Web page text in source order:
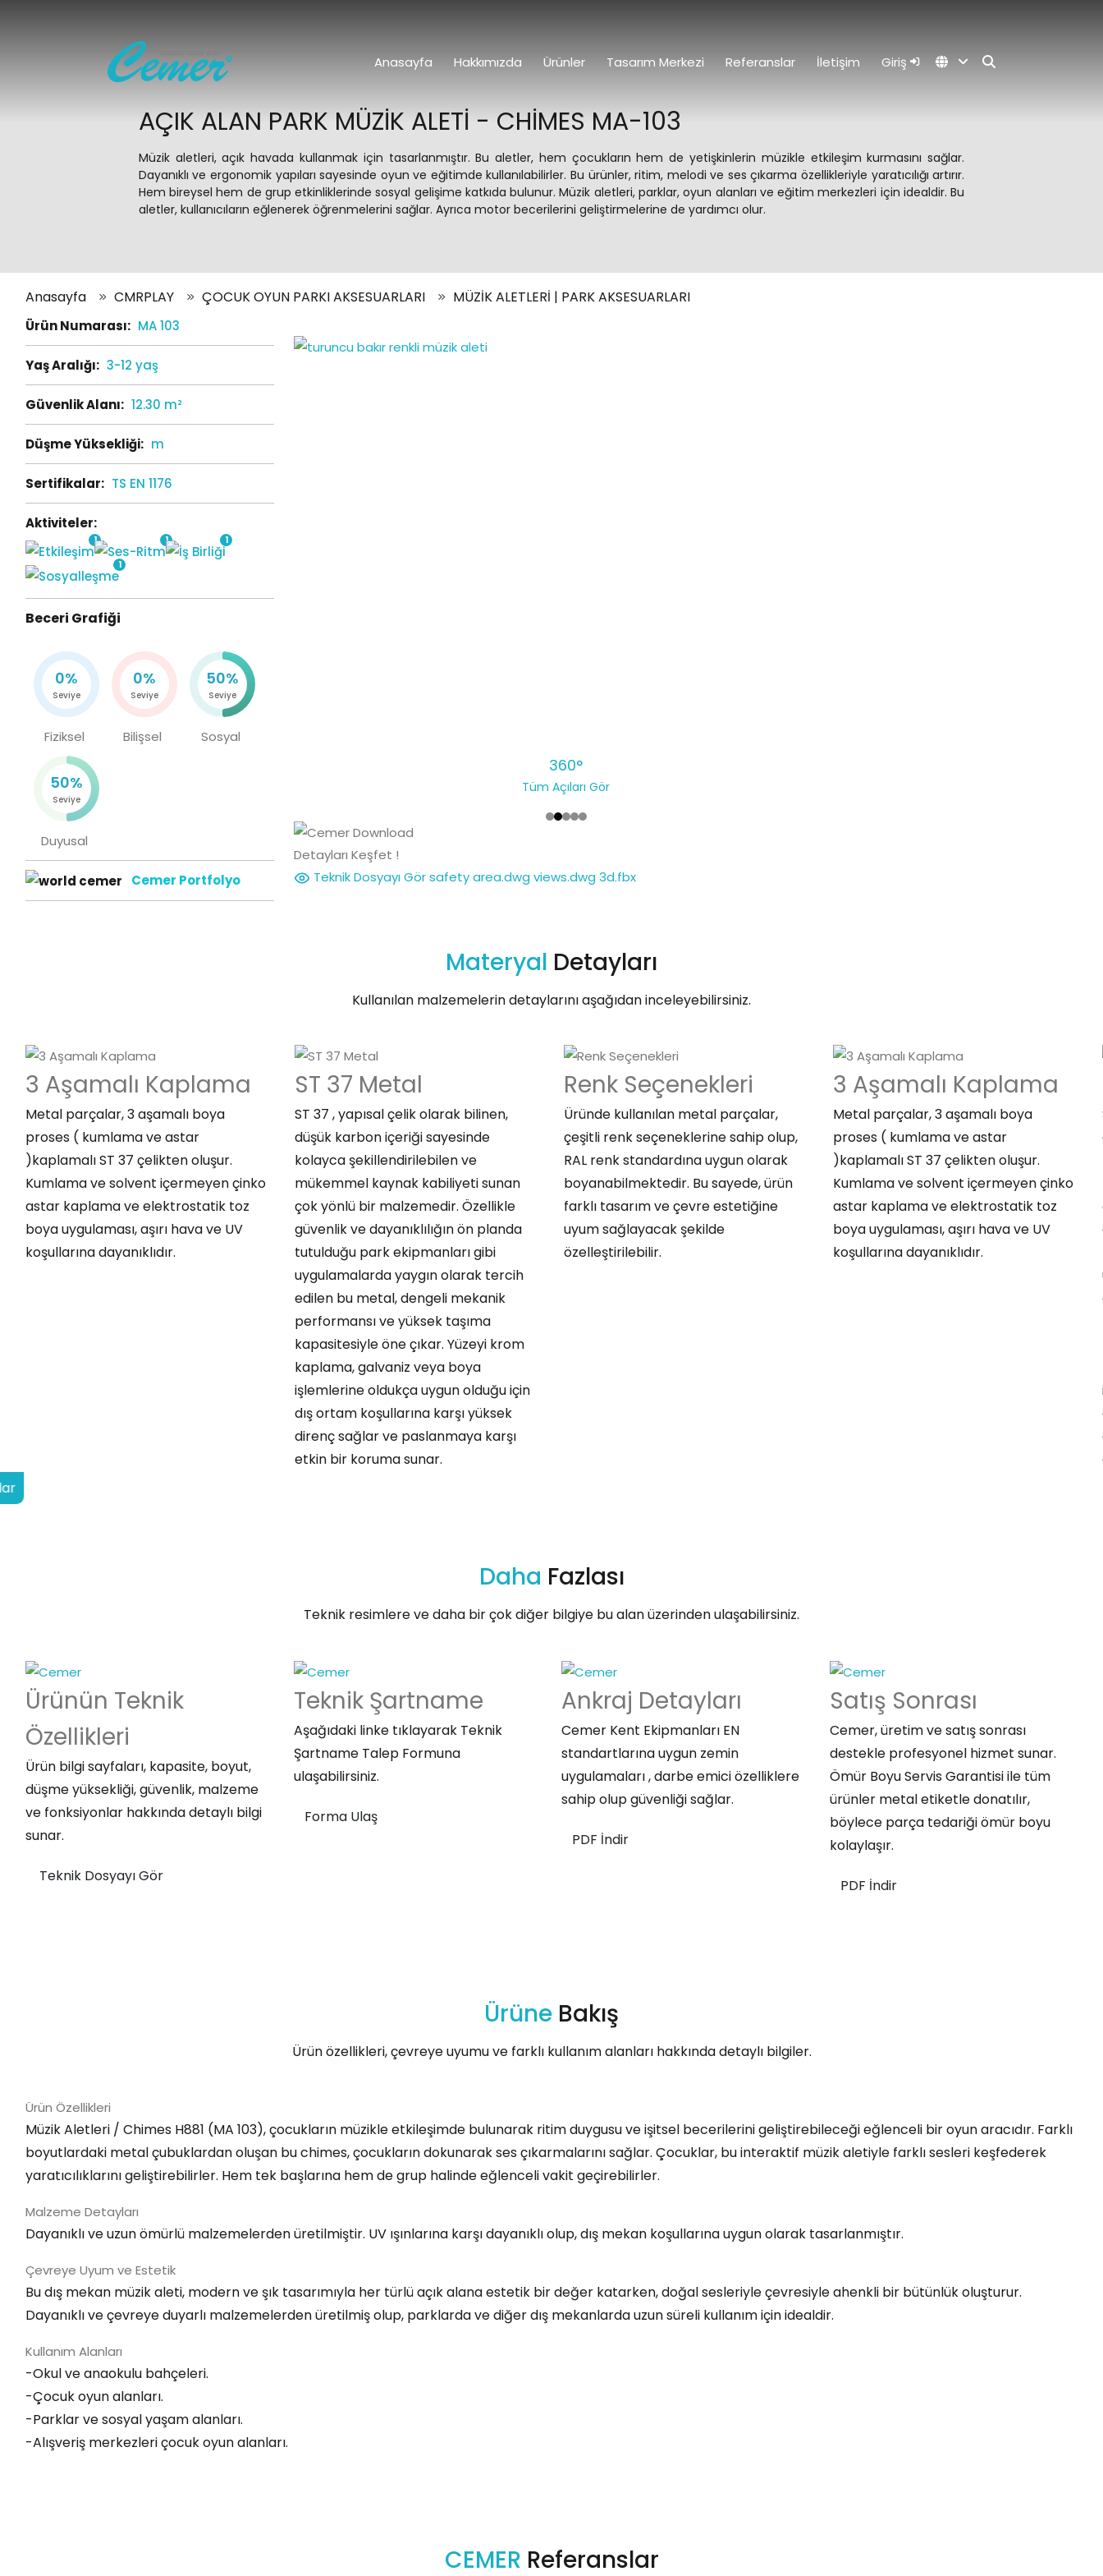
Anasayfa Hakkımızda Ürünler Tasarım Merkezi Referanslar İletişim Giriş
AÇIK ALAN PARK MÜZIK ALETI - CHIMES MA-103
Müzik aletleri, açık havada kullanmak için tasarlanmıştır. Bu aletler, hem çocukların hem de yetişkinlerin müzikle etkileşim kurmasını sağlar.
Dayanıklı ve ergonomik yapıları sayesinde oyun ve eğitimde kullanılabilirler. Bu ürünler, ritim, melodi ve ses çıkarma özellikleriyle yaratıcılığı artırır.
Hem bireysel hem de grup etkinliklerinde sosyal gelişime katkıda bulunur. Müzik aletleri, parklar, oyun alanları ve eğitim merkezleri için idealdir. Bu
aletler, kullanıcıların eğlenerek öğrenmelerini sağlar. Ayrıca motor becerilerini geliştirmelerine de yardımcı olur.
Anasayfa CMRPLAY ÇOCUK OYUN PARKI AKSESUARLARI MÜZİK ALETLERİ | PARK AKSESUARLARI
Ürün Numarası: MA 103
Yaş Aralığı: 3-12 yaş
Güvenlik Alanı: 12.30 m²
Düşme Yüksekliği: m
Sertifikalar: TS EN 1176
Aktiviteler:
1 1
1
1
Beceri Grafiği
0%
Seviye
Fiziksel
0%
Seviye
Bilişsel
50%
Seviye
Sosyal
50%
Seviye
Duyusal
Cemer Portfolyo
360°
Tüm Açıları Gör
Detayları Keşfet !
Teknik Dosyayı Görsafety area.dwg views.dwg 3d.fbx
Materyal Detayları
Kullanılan malzemelerin detaylarını aşağıdan inceleyebilirsiniz.
3 Aşamalı Kaplama
Metal parçalar, 3 aşamalı boya
proses ( kumlama ve astar
)kaplamalı ST 37 çelikten oluşur.
Kumlama ve solvent içermeyen çinko
astar kaplama ve elektrostatik toz
boya uygulaması, aşırı hava ve UV
koşullarına dayanıklıdır.
ST 37 Metal
ST 37 , yapısal çelik olarak bilinen,
düşük karbon içeriği sayesinde
kolayca şekillendirilebilen ve
mükemmel kaynak kabiliyeti sunan
çok yönlü bir malzemedir. Özellikle
güvenlik ve dayanıklılığın ön planda
tutulduğu park ekipmanları gibi
uygulamalarda yaygın olarak tercih
edilen bu metal, dengeli mekanik
performansı ve yüksek taşıma
kapasitesiyle öne çıkar. Yüzeyi krom
kaplama, galvaniz veya boya
işlemlerine oldukça uygun olduğu için
dış ortam koşullarına karşı yüksek
direnç sağlar ve paslanmaya karşı
etkin bir koruma sunar.
Renk Seçenekleri
Üründe kullanılan metal parçalar,
çeşitli renk seçeneklerine sahip olup,
RAL renk standardına uygun olarak
boyanabilmektedir. Bu sayede, ürün
farklı tasarım ve çevre estetiğine
uyum sağlayacak şekilde
özelleştirilebilir.
3 Aşamalı Kaplama
Metal parçalar, 3 aşamalı boya
proses ( kumlama ve astar
)kaplamalı ST 37 çelikten oluşur.
Kumlama ve solvent içermeyen çinko
astar kaplama ve elektrostatik toz
boya uygulaması, aşırı hava ve UV
koşullarına dayanıklıdır.
Daha Fazlası
Teknik resimlere ve daha bir çok diğer bilgiye bu alan üzerinden ulaşabilirsiniz.
Ürünün Teknik
Özellikleri
Ürün bilgi sayfaları, kapasite, boyut,
düşme yüksekliği, güvenlik, malzeme
ve fonksiyonlar hakkında detaylı bilgi
sunar.
Teknik Dosyayı Gör
TeknikŞartname
Aşağıdaki linke tıklayarak Teknik
Şartname Talep Formuna
ulaşabilirsiniz.
Forma Ulaş
Ankraj Detayları
Cemer Kent Ekipmanları EN
standartlarına uygun zemin
uygulamaları , darbe emici özelliklere
sahip olup güvenliği sağlar.
PDF İndir
Satış Sonrası
Cemer, üretim ve satış sonrası
destekle profesyonel hizmet sunar.
Ömür Boyu Servis Garantisi ile tüm
ürünler metal etiketle donatılır,
böylece parça tedariği ömür boyu
kolaylaşır.
PDF İndir
Ürüne Bakış
Ürün özellikleri, çevreye uyumu ve farklı kullanım alanları hakkında detaylı bilgiler.
Ürün Özellikleri
Müzik Aletleri / Chimes H881 (MA 103), çocukların müzikle etkileşimde bulunarak ritim duygusu ve işitsel becerilerini geliştirebileceği eğlenceli bir oyun aracıdır. Farklı
boyutlardaki metal çubuklardan oluşan bu chimes, çocukların dokunarak ses çıkarmalarını sağlar. Çocuklar, bu interaktif müzik aletiyle farklı sesleri keşfederek
yaratıcılıklarını geliştirebilirler. Hem tek başlarına hem de grup halinde eğlenceli vakit geçirebilirler.
Malzeme Detayları
Dayanıklı ve uzun ömürlü malzemelerden üretilmiştir. UV ışınlarına karşı dayanıklı olup, dış mekan koşullarına uygun olarak tasarlanmıştır.
Çevreye Uyum ve Estetik
Bu dış mekan müzik aleti, modern ve şık tasarımıyla her türlü açık alana estetik bir değer katarken, doğal sesleriyle çevresiyle ahenkli bir bütünlük oluşturur.
Dayanıklı ve çevreye duyarlı malzemelerden üretilmiş olup, parklarda ve diğer dış mekanlarda uzun süreli kullanım için idealdir.
Kullanım Alanları
-Okul ve anaokulu bahçeleri.
-Çocuk oyun alanları.
-Parklar ve sosyal yaşam alanları.
-Alışveriş merkezleri çocuk oyun alanları.
CEMER Referanslar